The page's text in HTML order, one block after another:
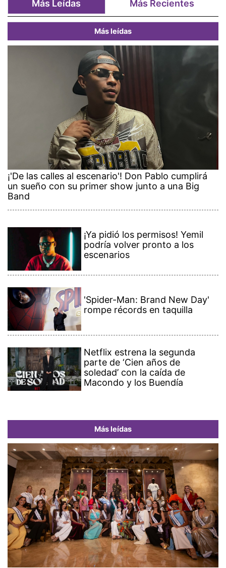
Más Leídas Más Recientes
Más leídas
¡'De las calles al escenario'! Don Pablo cumplirá
un sueño con su primer show junto a una Big
Band
¡Ya pidió los permisos! Yemil
podría volver pronto a los
escenarios
'Spider-Man: Brand New Day'
rompe récords en taquilla
Netflix estrena la segunda
parte de ‘Cien años de
soledad’ con la caída de
Macondo y los Buendía
Más leídas